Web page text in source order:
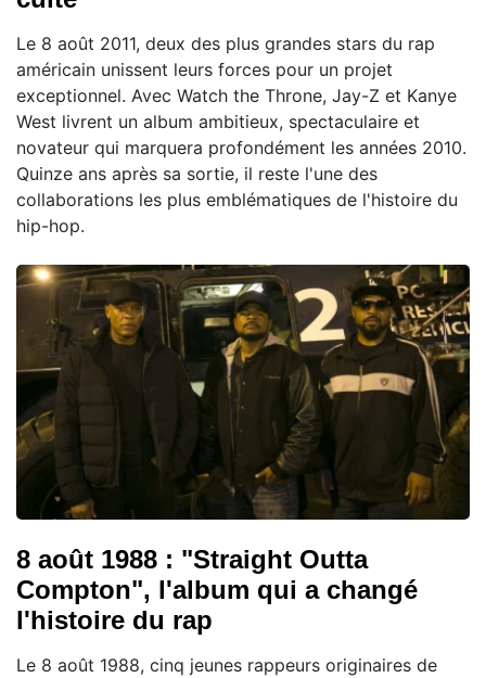
Le 8 août 2011, deux des plus grandes stars du rap
américain unissent leurs forces pour un projet
exceptionnel. Avec Watch the Throne, Jay-Z et Kanye
West livrent un album ambitieux, spectaculaire et
novateur qui marquera profondément les années 2010.
Quinze ans après sa sortie, il reste l'une des
collaborations les plus emblématiques de l'histoire du
hip-hop.
8 août 1988 : "Straight Outta
Compton", l'album qui a changé
l'histoire du rap
Le 8 août 1988, cinq jeunes rappeurs originaires de